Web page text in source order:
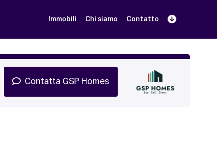
Immobili Chi siamo Contatto
Contatta GSP Homes